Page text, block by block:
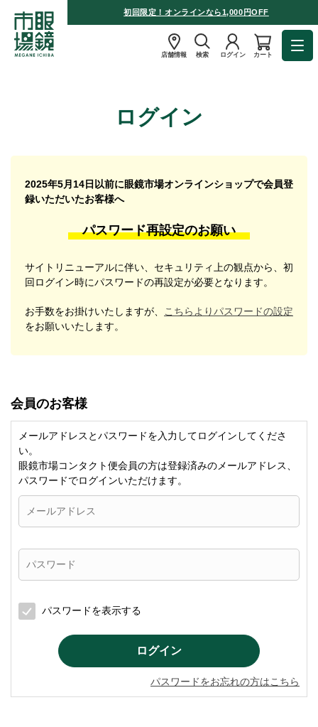
初回限定！オンラインなら1,000円OFF
店舗情報 検索 ログイン カート
ログイン
2025年5月14日以前に眼鏡市場オンラインショップで会員登
録いただいたお客様へ
パスワード再設定のお願い
サイトリニューアルに伴い、セキュリティ上の観点から、初
回ログイン時にパスワードの再設定が必要となります。
お手数をお掛けいたしますが、
こちらよりパスワードの設定
をお願いいたします。
会員のお客様
メールアドレスとパスワードを入力してログインしてくださ
い。
眼鏡市場コンタクト便会員の方は登録済みのメールアドレス、
パスワードでログインいただけます。
パスワードを表示する
パスワードをお忘れの方はこちら